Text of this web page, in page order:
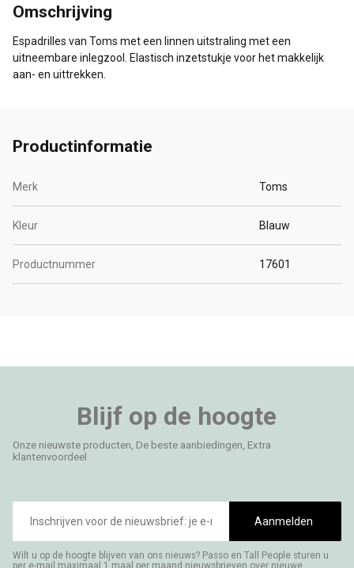
Omschrijving
Espadrilles van Toms met een linnen uitstraling met een
uitneembare inlegzool. Elastisch inzetstukje voor het makkelijk
aan- en uittrekken.
Productinformatie
Merk Toms
Kleur Blauw
Productnummer 17601
Blijf op de hoogte
Onze nieuwste producten, De beste aanbiedingen, Extra
klantenvoordeel
mailadres
Aanmelden
Wilt u op de hoogte blijven van ons nieuws? Passo en Tall People sturen u